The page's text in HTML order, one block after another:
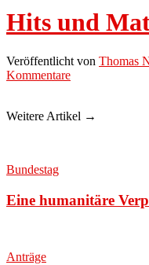
Hits und
Veröffentlicht von Thomas
Kommentare
Weitere Artikel →
Bundestag
Eine humanitäre
Anträge